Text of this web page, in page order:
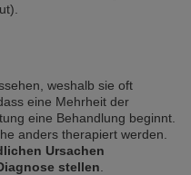
weshalb sie oft
eine Mehrheit der
eine Behandlung beginnt.
anders therapiert werden.
Ursachen
stellen